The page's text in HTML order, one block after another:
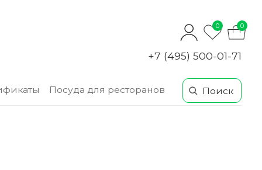
0 0
+7 (495) 500-01-71
Посуда для ресторанов